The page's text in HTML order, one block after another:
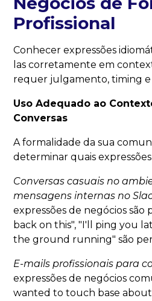
Profissional
Conhecer expressões
las corretamente em
requer julgamento, timing
Uso Adequado ao
Conversas
A formalidade da sua
determinar quais
Conversas casuais no
mensagens internas no
expressões de negócios são
back on this", "I'll ping you
the ground running" são
E-mails profissionais para
expressões de negócios
wanted to touch base